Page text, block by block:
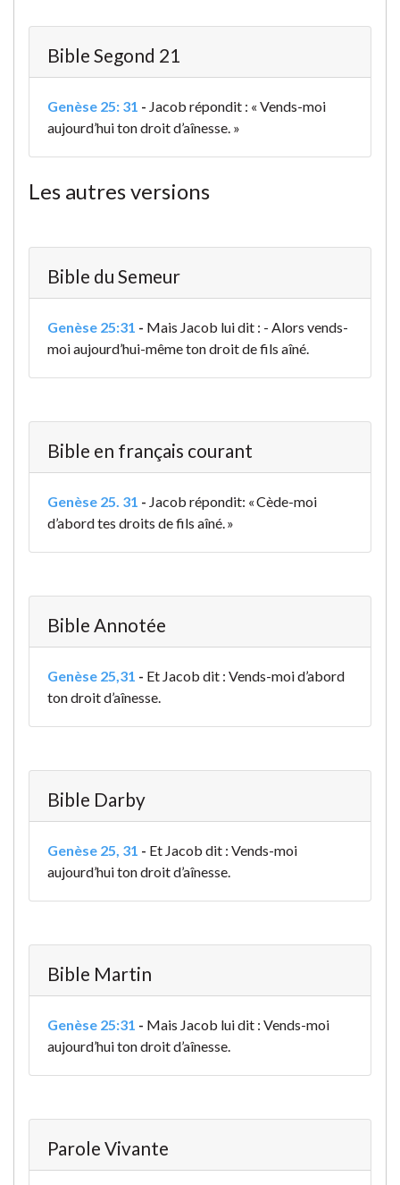
Bible Segond 21
Genèse 25: 31 - Jacob répondit : « Vends-moi
aujourd’hui ton droit d’aînesse. »
Les autres versions
Bible du Semeur
Genèse 25:31 - Mais Jacob lui dit : - Alors vends-
moi aujourd’hui-même ton droit de fils aîné.
Bible en français courant
Genèse 25. 31 - Jacob répondit: « Cède-moi
d’abord tes droits de fils aîné. »
Bible Annotée
Genèse 25,31 - Et Jacob dit : Vends-moi d’abord
ton droit d’aînesse.
Bible Darby
Genèse 25, 31 - Et Jacob dit : Vends-moi
aujourd’hui ton droit d’aînesse.
Bible Martin
Genèse 25:31 - Mais Jacob lui dit : Vends-moi
aujourd’hui ton droit d’aînesse.
Parole Vivante